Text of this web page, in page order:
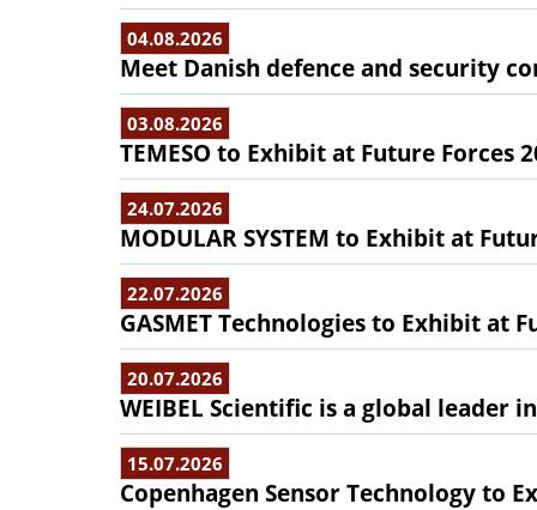
04.08.2026
Meet Danish defence and security
03.08.2026
TEMESO to Exhibit at Future Forces
24.07.2026
MODULAR SYSTEM to Exhibit at
22.07.2026
GASMET Technologies to Exhibit at
20.07.2026
WEIBEL Scientific is a global leader
15.07.2026
Copenhagen Sensor Technology to